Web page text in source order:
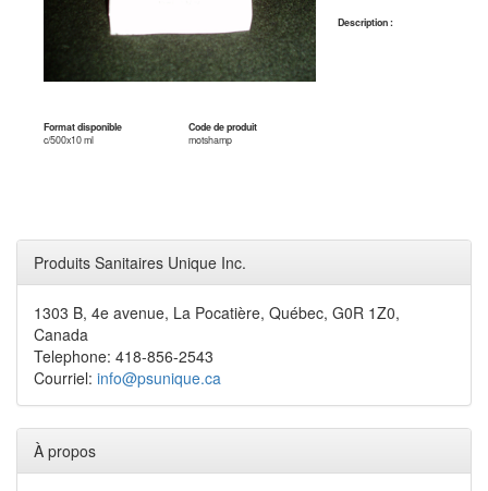
Format disponible
Code de produit
c/500x10 ml
motshamp
Description :
Produits Sanitaires Unique Inc.
1303 B, 4e avenue, La Pocatière, Québec, G0R 1Z0,
Canada
Telephone: 418-856-2543
Courriel: info@psunique.ca
À propos